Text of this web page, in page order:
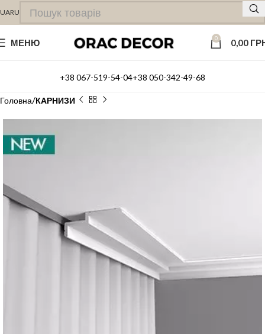
UARU
МЕНЮ 0 0,00
+38 067-519-54-04+38 050-342-49-68
Головна КАРНИЗИ